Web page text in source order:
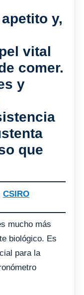
y,
vital
comer.
y
que
CSIRO
mucho más
biológico. Es
para la